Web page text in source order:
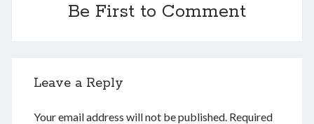
Be First to Comment
Leave a Reply
Your email address will not be published. Required